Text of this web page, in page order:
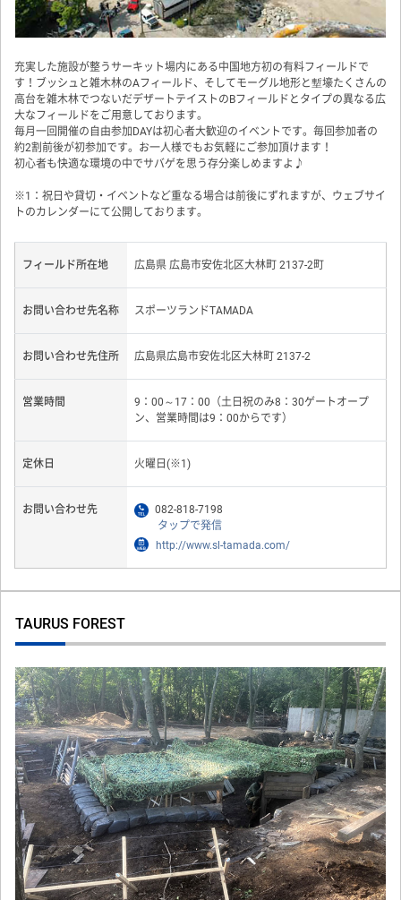
充実した施設が整うサーキット場内にある中国地方初の有料フィールドで
す！ブッシュと雑木林のAフィールド、そしてモーグル地形と塹壕たくさんの
高台を雑木林でつないだデザートテイストのBフィールドとタイプの異なる広
大なフィールドをご用意しております。
毎月一回開催の自由参加DAYは初心者大歓迎のイベントです。毎回参加者の
約2割前後が初参加です。お一人様でもお気軽にご参加頂けます！
初心者も快適な環境の中でサバゲを思う存分楽しめますよ♪
※1：祝日や貸切・イベントなど重なる場合は前後にずれますが、ウェブサイ
トのカレンダーにて公開しております。
フィールド所在地 広島県 広島市安佐北区大林町 2137-2町
お問い合わせ先名称 スポーツランドTAMADA
お問い合わせ先住所 広島県広島市安佐北区大林町 2137-2
営業時間
9：00～17：00（土日祝のみ8：30ゲートオープ
ン、営業時間は9：00からです）
定休日 火曜日(※1)
お問い合わせ先
082-818-7198
タップで発信
http://www.sl-tamada.com/
TAURUS FOREST
Previous Next